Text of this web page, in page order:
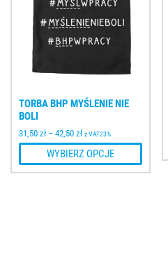
TORBA BHP MYŚLENIE NIE
BOLI
31,50 zł – 42,50 zł z VAT23%
WYBIERZ OPCJE